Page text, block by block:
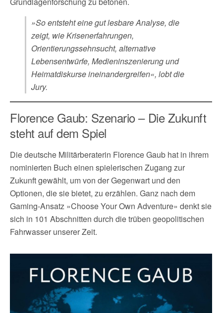
»So entsteht eine gut lesbare Analyse, die
zeigt, wie Krisenerfahrungen,
Orientierungssehnsucht, alternative
Lebensentwürfe, Medieninszenierung und
Heimatdiskurse ineinandergreifen«, lobt die
Jury.
Florence Gaub: Szenario – Die Zukunft
steht auf dem Spiel
Die deutsche Militärberaterin Florence Gaub hat in ihrem
nominierten Buch einen spielerischen Zugang zur
Zukunft gewählt, um von der Gegenwart und den
Optionen, die sie bietet, zu erzählen. Ganz nach dem
Gaming-Ansatz »Choose Your Own Adventure» denkt sie
sich in 101 Abschnitten durch die trüben geopolitischen
Fahrwasser unserer Zeit.